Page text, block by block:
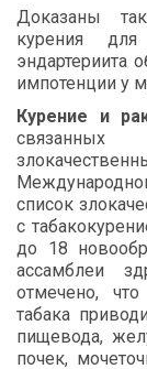
Доказаны
курения
для
эндартериита
импотенции у
Курение
и
связанных
список
с
до 18
ассамблеи
отмечено,что
табака
пищевода,
почек,